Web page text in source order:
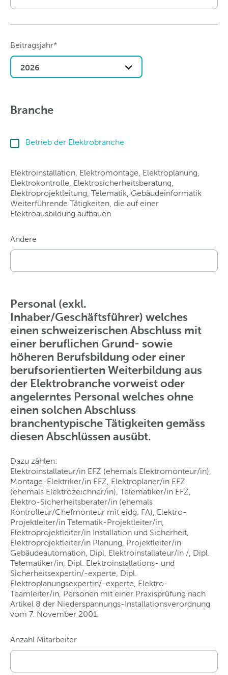
Beitragsjahr*
2026
Branche
Betrieb der Elektrobranche
Elektroinstallation, Elektromontage, Elektroplanung,
Elektrokontrolle, Elektrosicherheitsberatung,
Elektroprojektleitung, Telematik, Gebäudeinformatik
Weiterführende Tätigkeiten, die auf einer
Elektroausbildung aufbauen
Andere
Personal (exkl.
Inhaber/Geschäftsführer) welches
einen schweizerischen Abschluss mit
einer beruflichen Grund- sowie
höheren Berufsbildung oder einer
berufsorientierten Weiterbildung aus
der Elektrobranche vorweist oder
angelerntes Personal welches ohne
einen solchen Abschluss
branchentypische Tätigkeiten gemäss
diesen Abschlüssen ausübt.
Dazu zählen:
Elektroinstallateur/in EFZ (ehemals Elektromonteur/in),
Montage-Elektriker/in EFZ, Elektroplaner/in EFZ
(ehemals Elektrozeichner/in), Telematiker/in EFZ,
Elektro-Sicherheitsberater/in (ehemals
Kontrolleur/Chefmonteur mit eidg. FA), Elektro-
Projektleiter/in Telematik-Projektleiter/in,
Elektroprojektleiter/in Installation und Sicherheit,
Elektroprojektleiter/in Planung, Projektleiter/in
Gebäudeautomation, Dipl. Elektroinstallateur/in /, Dipl.
Telematiker/in, Dipl. Elektroinstallations- und
Sicherheitsexpertin/-experte, Dipl.
Elektroplanungsexpertin/-experte, Elektro-
Teamleiter/in, Personen mit einer Praxisprüfung nach
Artikel 8 der Niederspannungs-Installationsverordnung
vom 7. November 2001.
Anzahl Mitarbeiter